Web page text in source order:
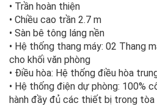
• Trần hoàn thiện
• Chiều cao trần 2.7 m
• Sàn bê tông láng nền
• Hệ thống thang máy: 02 Thang
cho khối văn phòng
• Điều hòa: Hệ thống điều hòa
• Hệ thống điện dự phòng: 100%
hành đầy đủ các thiết bị trong tòa